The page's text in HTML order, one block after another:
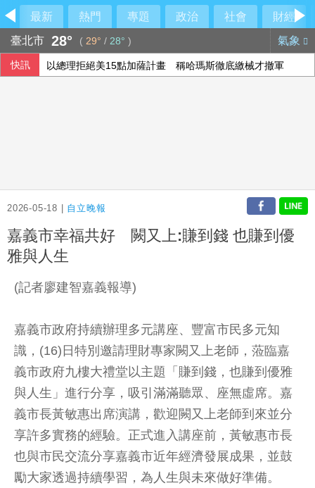
最新 熱門 專題 政治 社會
財經
臺北市 28° ( 29° / 28° ) 氣象
快訊 以總理拒絕美15點加薩計畫 稱哈瑪斯徹底繳械才撤軍
2026-05-18 | 自立晚報
嘉義市幸福共好 闕又上:賺到錢 也賺到優
雅與人生
(記者廖建智嘉義報導)
嘉義市政府持續辦理多元講座、豐富市民多元知
識，(16)日特別邀請理財專家闕又上老師，蒞臨嘉
義市政府九樓大禮堂以主題「賺到錢，也賺到優雅
與人生」進行分享，吸引滿滿聽眾、座無虛席。嘉
義市長黃敏惠出席演講，歡迎闕又上老師到來並分
享許多實務的經驗。正式進入講座前，黃敏惠市長
也與市民交流分享嘉義市近年經濟發展成果，並鼓
勵大家透過持續學習，為人生與未來做好準備。